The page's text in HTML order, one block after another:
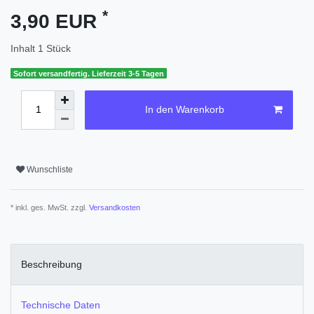
3,90 EUR *
Inhalt 1 Stück
Sofort versandfertig. Lieferzeit 3-5 Tagen
In den Warenkorb
Wunschliste
* inkl. ges. MwSt. zzgl. Versandkosten
Beschreibung
Technische Daten